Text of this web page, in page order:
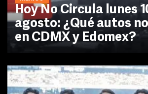
Hoy No Circula lunes
agosto: ¿Qué autos
en CDMX y Edomex?